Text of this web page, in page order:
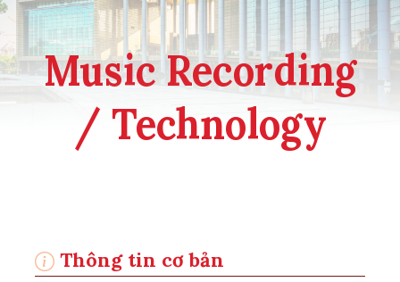
Music Recording
/ Technology
Thông tin cơ bản